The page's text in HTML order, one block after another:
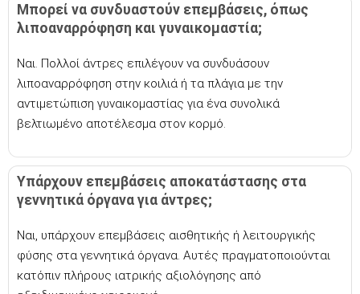
Μπορεί να συνδυαστούν επεμβάσεις, όπως
λιποαναρρόφηση και γυναικομαστία;
Ναι. Πολλοί άντρες επιλέγουν να συνδυάσουν
λιποαναρρόφηση στην κοιλιά ή τα πλάγια με την
αντιμετώπιση γυναικομαστίας για ένα συνολικά
βελτιωμένο αποτέλεσμα στον κορμό.
Υπάρχουν επεμβάσεις αποκατάστασης στα
γεννητικά όργανα για άντρες;
Ναι, υπάρχουν επεμβάσεις αισθητικής ή λειτουργικής
φύσης στα γεννητικά όργανα. Αυτές πραγματοποιούνται
κατόπιν πλήρους ιατρικής αξιολόγησης από